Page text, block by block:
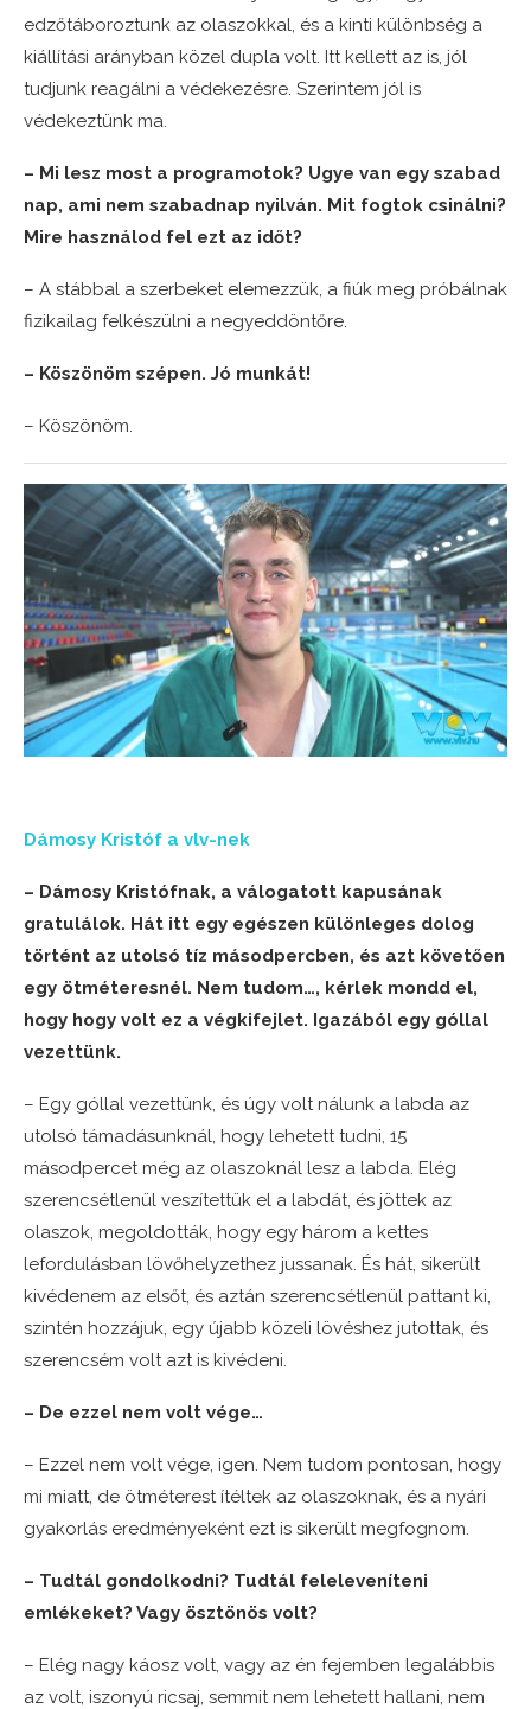
edzőtáboroztunk az olaszokkal, és a kinti különbség a
kiállítási arányban közel dupla volt. Itt kellett az is, jól
tudjunk reagálni a védekezésre. Szerintem jól is
védekeztünk ma.
– Mi lesz most a programotok? Ugye van egy szabad
nap, ami nem szabadnap nyilván. Mit fogtok csinálni?
Mire használod fel ezt az időt?
– A stábbal a szerbeket elemezzük, a fiúk meg próbálnak
fizikailag felkészülni a negyeddöntőre.
– Köszönöm szépen. Jó munkát!
– Köszönöm.
Dámosy Kristóf a vlv-nek
– Dámosy Kristófnak, a válogatott kapusának
gratulálok. Hát itt egy egészen különleges dolog
történt az utolsó tíz másodpercben, és azt követően
egy ötméteresnél. Nem tudom…, kérlek mondd el,
hogy hogy volt ez a végkifejlet. Igazából egy góllal
vezettünk.
– Egy góllal vezettünk, és úgy volt nálunk a labda az
utolsó támadásunknál, hogy lehetett tudni, 15
másodpercet még az olaszoknál lesz a labda. Elég
szerencsétlenül veszítettük el a labdát, és jöttek az
olaszok, megoldották, hogy egy három a kettes
lefordulásban lövőhelyzethez jussanak. És hát, sikerült
kivédenem az elsőt, és aztán szerencsétlenül pattant ki,
szintén hozzájuk, egy újabb közeli lövéshez jutottak, és
szerencsém volt azt is kivédeni.
– De ezzel nem volt vége…
– Ezzel nem volt vége, igen. Nem tudom pontosan, hogy
mi miatt, de ötméterest ítéltek az olaszoknak, és a nyári
gyakorlás eredményeként ezt is sikerült megfognom.
– Tudtál gondolkodni? Tudtál feleleveníteni
emlékeket? Vagy ösztönös volt?
– Elég nagy káosz volt, vagy az én fejemben legalábbis
az volt, iszonyú ricsaj, semmit nem lehetett hallani, nem